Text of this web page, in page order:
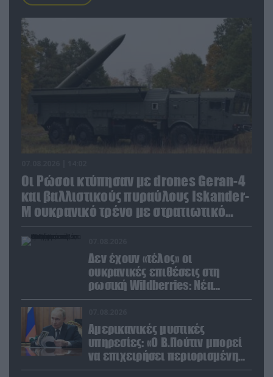
Οι Ρώσοι κτύπησαν με drones Geran-4
και βαλλιστικούς πυραύλους Iskander-
M ουκρανικό τρένο με στρατιωτικό
εξοπλισμό
Δεν έχουν «τέλος» οι
ουκρανικές επιθέσεις στη
ρωσική Wildberries: Νέα
πλήγματα σε εγκαταστάσεις στα
Αμερικανικές μυστικές
υπηρεσίες: «Ο Β.Πούτιν μπορεί
να επιχειρήσει περιορισμένη
στρατιωτική επιχείρηση στην